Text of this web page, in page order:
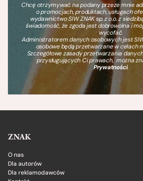
Chcę otrzymywać na podany przeze mnie
o promocjach, produktach, usługach
wydawnictwo SIW ZNAK sp. z o.o. z
świadomość, że zgoda jest dobrowolna i
wycofać.
Administratorem danych osobowych jest SIW
osobowe będą przetwarzane w celach
Szczegółowe zasady przetwarzania
przysługujących Ci prawach, można
Prywatności.
ZNAK
O nas
Dla autorów
Dla reklamodawców